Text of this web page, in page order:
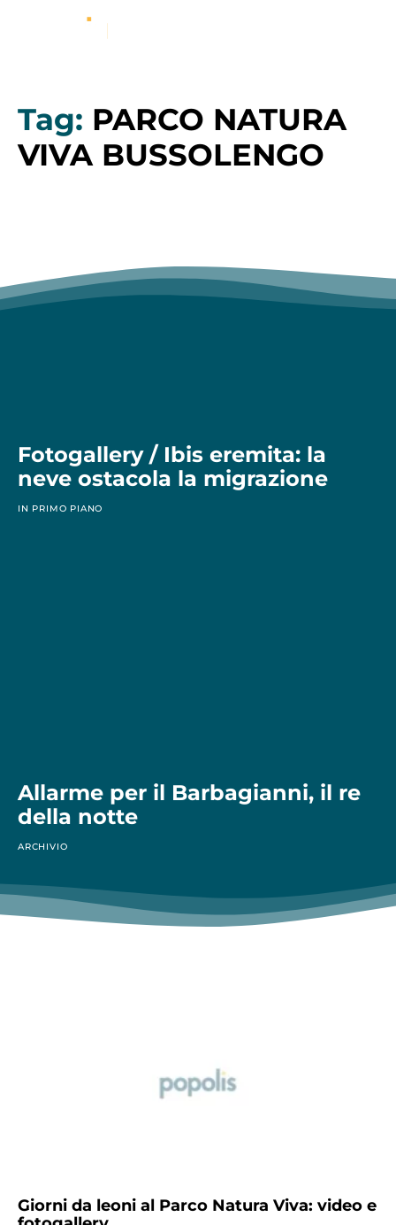
Tag: PARCO NATURA
VIVA BUSSOLENGO
Fotogallery / Ibis eremita: la
neve ostacola la migrazione
IN PRIMO PIANO
Allarme per il Barbagianni, il re
della notte
ARCHIVIO
Giorni da leoni al Parco Natura Viva: video e